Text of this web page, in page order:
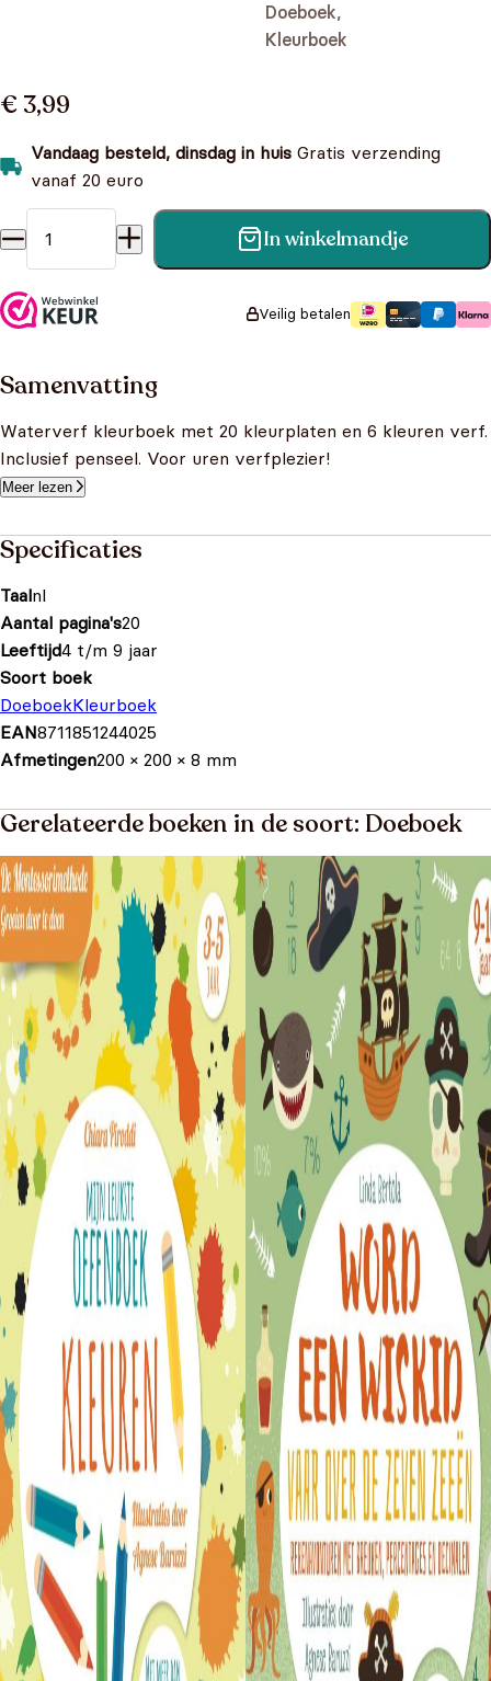
Doeboek,
Kleurboek
€ 3,99
Vandaag besteld, dinsdag in huis Gratis verzending
vanaf 20 euro
Waterverf kleurboek aantal In winkelmandje
Veilig betalen
Samenvatting
Waterverf kleurboek met 20 kleurplaten en 6 kleuren verf.
Inclusief penseel. Voor uren verfplezier!
Meer lezen
Specificaties
Taalnl
Aantal pagina's20
Leeftijd4 t/m 9 jaar
Soort boek
DoeboekKleurboek
EAN8711851244025
Afmetingen200 × 200 × 8 mm
Gerelateerde boeken in de soort: Doeboek